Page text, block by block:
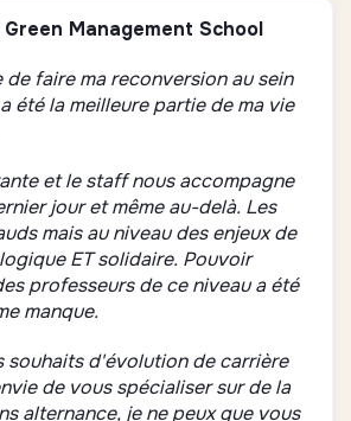
Management School
de faire ma reconversion au sein
été la meilleure partie de ma vie
et le staff nous accompagne
jour et même au-delà. Les
mais au niveau des enjeux de
ET solidaire. Pouvoir
professeurs de ce niveau a été
manque.
souhaits d'évolution de carrière
de vous spécialiser sur de la
alternance, je ne peux que vous